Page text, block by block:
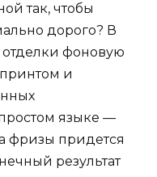
так, чтобы
дорого? В
отделки фоновую
и
языке —
фризы придется
результат